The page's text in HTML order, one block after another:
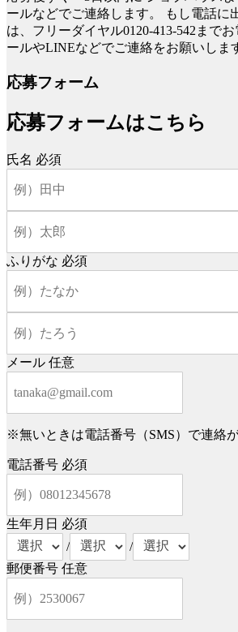
ールなどでご連絡します。
もし電話に
は、フリーダイヤル0120-413-542まで
ールやLINEなどでご連絡をお願いしま
応募フォーム
応募フォームはこちら
氏名 必須
ふりがな 必須
メール 任意
※無いときは電話番号（SMS）で連絡
電話番号 必須
生年月日 必須
/
/
郵便番号 任意